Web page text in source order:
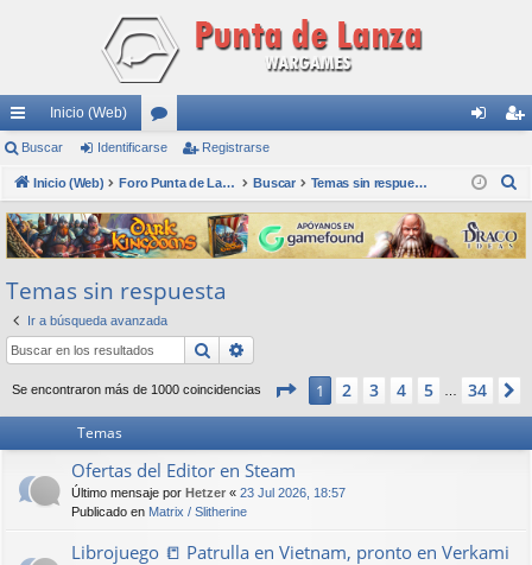
nl
ac
es
rá
pi
do
s
Inicio (Web)
or
os nti
fic
ar
ist
ra
rs
Buscar Identificarse Registrarse
Inicio (Web) Foro Punta de Lanza Wargames Buscar Temas sin respuesta
s
c
Temas sin respuesta
Ir a búsqueda avanzada
Buscar
Se encontraron más de 1000 coincidencias Página de 34
1 2 3 4 5 34
Temas
Ofertas del Editor en Steam
Último mensaje por Hetzer « 23 Jul 2026, 18:57
Publicado en Matrix / Slitherine
Librojuego 📒 Patrulla en Vietnam, pronto en Verkami